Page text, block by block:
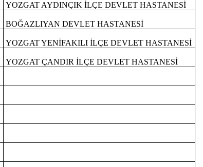
YOZGAT AYDINÇIK İLÇE DEVLET HASTANESİ
BOĞAZLIYAN DEVLET HASTANESİ
YOZGAT YENİFAKILI İLÇE DEVLET HASTANESİ
YOZGAT ÇANDIR İLÇE DEVLET HASTANESİ